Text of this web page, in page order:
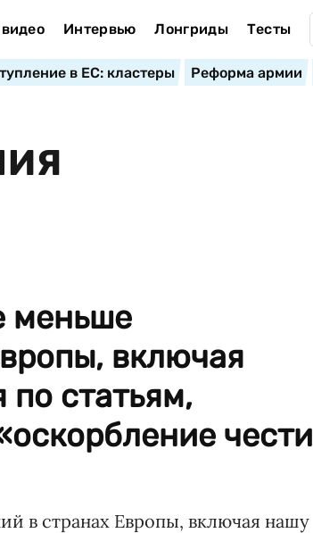
Интервью Лонгриды Тесты
в ЕС: кластеры Реформа армии
меньше
включая
статьям,
чести
в странах Европы, включая нашу